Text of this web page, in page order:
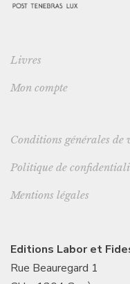
Livres
Mon compte
Conditions générales de
Politique de
Mentions légales
Editions Labor et
Rue Beauregard 1